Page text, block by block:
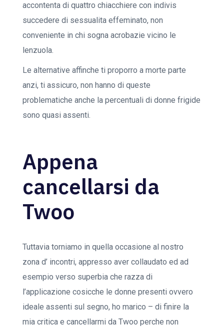
accontenta di quattro chiacchiere con indivis
succedere di sessualita effeminato, non
conveniente in chi sogna acrobazie vicino le
lenzuola.
Le alternative affinche ti proporro a morte parte
anzi, ti assicuro, non hanno di queste
problematiche anche la percentuali di donne frigide
sono quasi assenti.
Appena
cancellarsi da
Twoo
Tuttavia torniamo in quella occasione al nostro
zona d’ incontri, appresso aver collaudato ed ad
esempio verso superbia che razza di
l’applicazione cosicche le donne presenti ovvero
ideale assenti sul segno, ho marico – di finire la
mia critica e cancellarmi da Twoo perche non